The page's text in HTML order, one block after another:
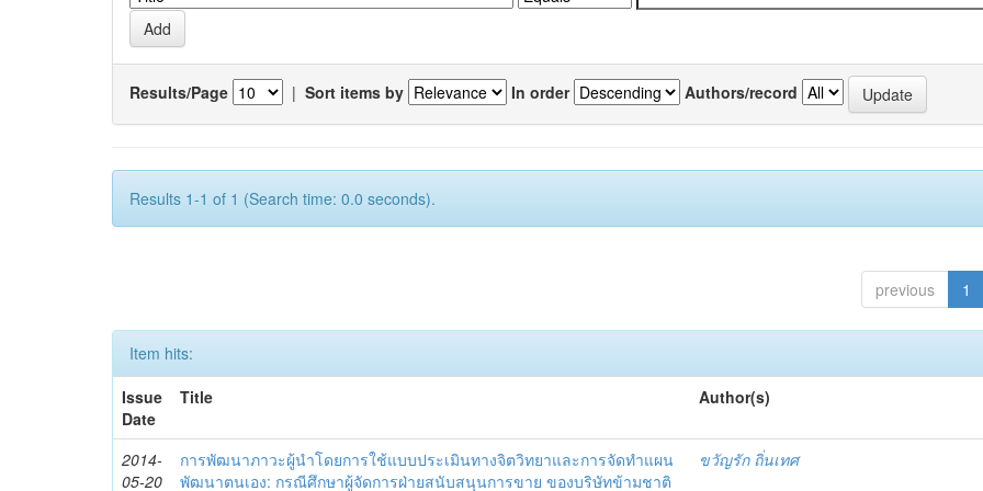
Results/Page | Sort items by In order Authors/record
Results 1-1 of 1 (Search time: 0.0 seconds).
previous 1
Item hits:
Issue
Date
Title Author(s)
2014-
05-20
การพัฒนาภาวะผู้นำโดยการใช้แบบประเมินทางจิตวิทยาและการจัดทำแผน
พัฒนาตนเอง: กรณีศึกษาผู้จัดการฝ่ายสนับสนุนการขาย ของบริษัทข้ามชาติ
ขวัญรัก ถิ่นเทศ